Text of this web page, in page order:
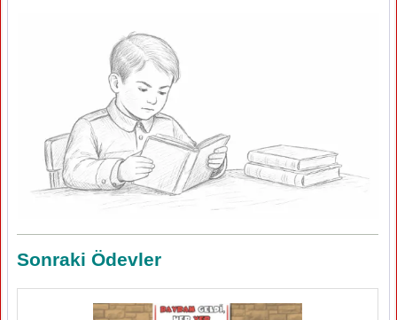
Sonraki Ödevler